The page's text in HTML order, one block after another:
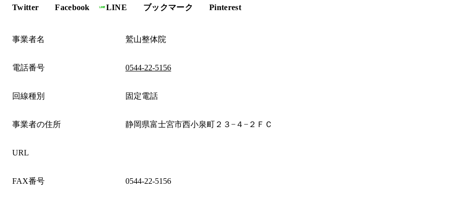
Twitter Facebook LINE ブックマーク Pinterest
事業者名 鷲山整体院
電話番号 0544-22-5156
回線種別 固定電話
事業者の住所 静岡県富士宮市西小泉町２３−４−２ＦＣ
URL
FAX番号 0544-22-5156